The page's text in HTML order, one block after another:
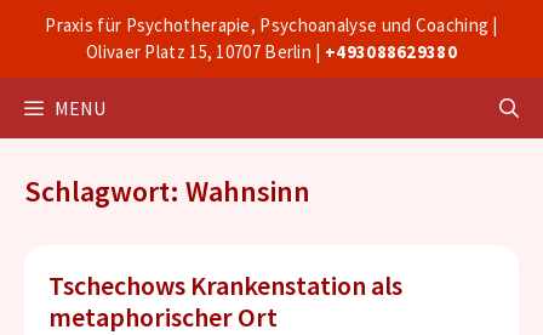
springen
Praxis für Psychotherapie, Psychoanalyse und Coaching |
Olivaer Platz 15, 10707 Berlin | +493088629380
MENU
Schlagwort: Wahnsinn
Tschechows Krankenstation als
metaphorischer Ort